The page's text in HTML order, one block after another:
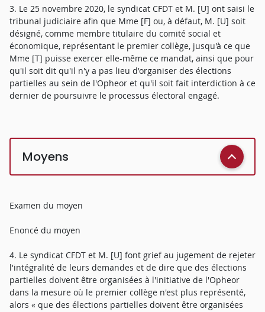
3. Le 25 novembre 2020, le syndicat CFDT et M. [U] ont saisi le
tribunal judiciaire afin que Mme [F] ou, à défaut, M. [U] soit
désigné, comme membre titulaire du comité social et
économique, représentant le premier collège, jusqu'à ce que
Mme [T] puisse exercer elle-même ce mandat, ainsi que pour
qu'il soit dit qu'il n'y a pas lieu d'organiser des élections
partielles au sein de l'Opheor et qu'il soit fait interdiction à ce
dernier de poursuivre le processus électoral engagé.
Moyens
Examen du moyen
Enoncé du moyen
4. Le syndicat CFDT et M. [U] font grief au jugement de rejeter
l'intégralité de leurs demandes et de dire que des élections
partielles doivent être organisées à l'initiative de l'Opheor
dans la mesure où le premier collège n'est plus représenté,
alors « que des élections partielles doivent être organisées